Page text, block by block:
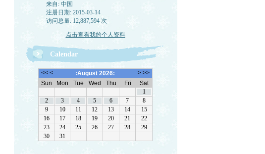
来自: 中国
注册日期: 2015-03-14
访问总量: 12,887,594 次
点击查看我的个人资料
Calendar